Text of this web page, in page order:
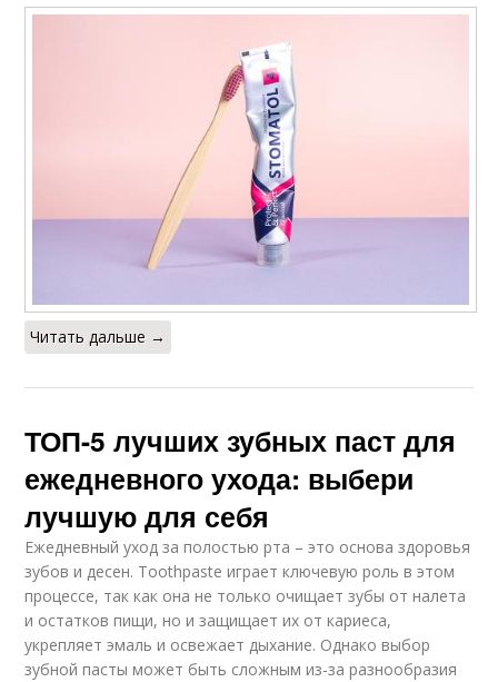
Читать дальше →
ТОП-5 лучших зубных паст для
ежедневного ухода: выбери
лучшую для себя
Ежедневный уход за полостью рта – это основа здоровья
зубов и десен. Toothpaste играет ключевую роль в этом
процессе, так как она не только очищает зубы от налета
и остатков пищи, но и защищает их от кариеса,
укрепляет эмаль и освежает дыхание. Однако выбор
зубной пасты может быть сложным из-за разнообразия